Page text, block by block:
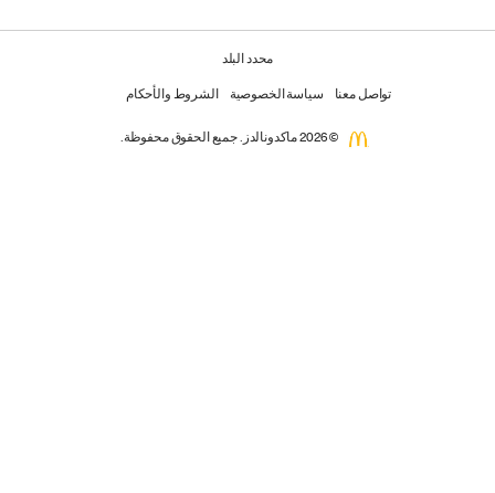
محدد البلد
تواصل معنا سياسة الخصوصية الشروط والأحكام
© 2026 ماكدونالدز. جميع الحقوق محفوظة.